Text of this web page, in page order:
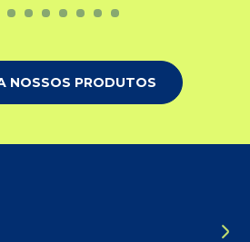
NOSSOS PRODUTOS
site